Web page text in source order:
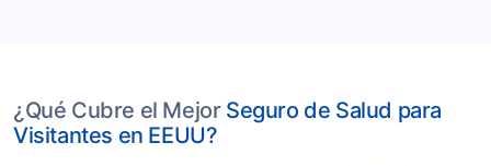
¿Qué Cubre el Mejor Seguro de Salud para
Visitantes en EEUU?